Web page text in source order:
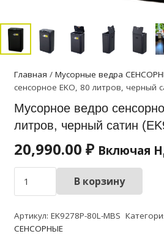
Главная / Мусорные ведра
сенсорное EKO, 80 литров, черный
Мусорное ведро
литров, черный сатин
20,990.00 ₽ Включая
товара
ведро
сенсорное
В корзину
Артикул: EK9278P-80L-MBS
СЕНСОРНЫЕ